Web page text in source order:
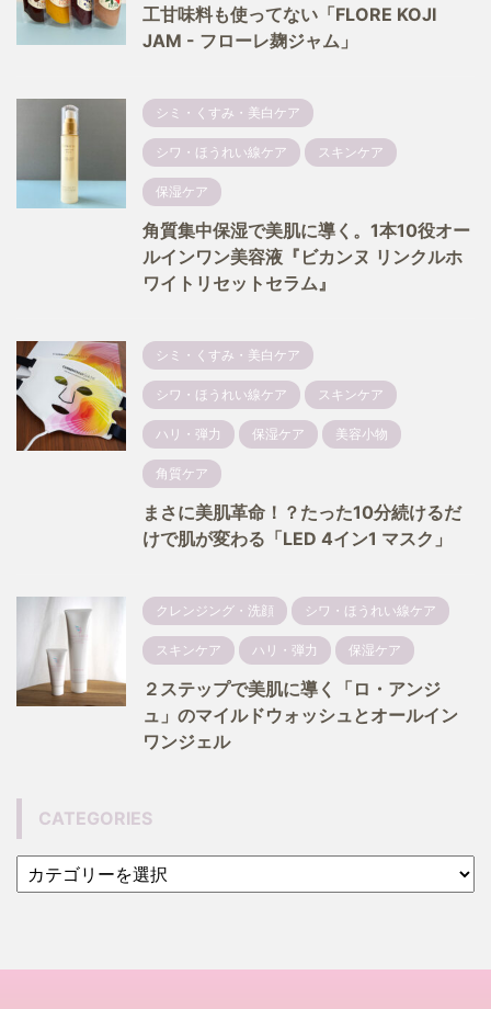
工甘味料も使ってない「FLORE KOJI
JAM - フローレ麹ジャム」
シミ・くすみ・美白ケア
シワ・ほうれい線ケア スキンケア
保湿ケア
角質集中保湿で美肌に導く。1本10役オー
ルインワン美容液『ビカンヌ リンクルホ
ワイトリセットセラム』
シミ・くすみ・美白ケア
シワ・ほうれい線ケア スキンケア
ハリ・弾力 保湿ケア 美容小物
角質ケア
まさに美肌革命！？たった10分続けるだ
けで肌が変わる「LED 4イン1 マスク」
クレンジング・洗顔 シワ・ほうれい線ケア
スキンケア ハリ・弾力 保湿ケア
２ステップで美肌に導く「ロ・アンジ
ュ」のマイルドウォッシュとオールイン
ワンジェル
CATEGORIES